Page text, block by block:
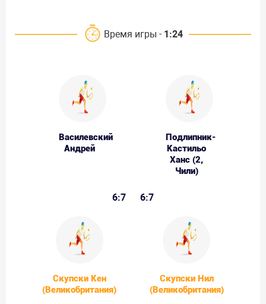
Время игры - 1:24
Василевский
Андрей
Подлипник-
Кастильо
Ханс (2,
Чили)
6:7 6:7
Скупски Кен
(Великобритания)
Скупски Нил
(Великобритания)